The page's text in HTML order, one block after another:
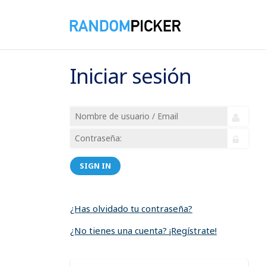
Iniciar sesión
SIGN IN
¿Has olvidado tu contraseña?
¿No tienes una cuenta? ¡Regístrate!